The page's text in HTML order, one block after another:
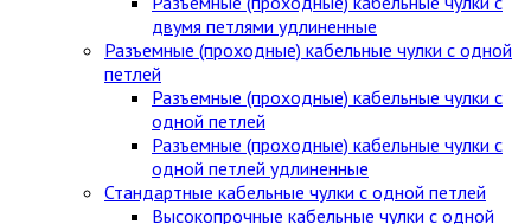
двумя петлями удлиненные
Разъемные (проходные) кабельные чулки с одной
петлей
Разъемные (проходные) кабельные чулки с
одной петлей
Разъемные (проходные) кабельные чулки с
одной петлей удлиненные
Стандартные кабельные чулки c одной петлей
Высокопрочные кабельные чулки с одной